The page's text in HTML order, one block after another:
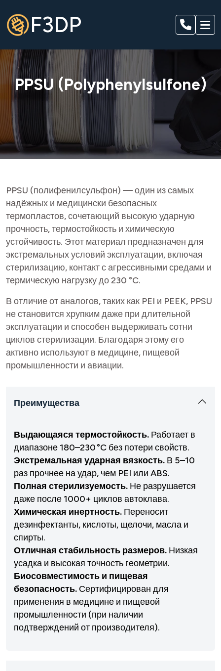
F3DP
PPSU (Polyphenylsulfone)
PPSU (полифенилсульфон) — один из самых
надёжных и медицински безопасных
термопластов, сочетающий высокую ударную
прочность, термостойкость и химическую
устойчивость. Этот материал предназначен для
экстремальных условий эксплуатации, включая
стерилизацию, контакт с агрессивными средами и
термическую нагрузку до 230 °C.
В отличие от аналогов, таких как PEI и PEEK, PPSU
не становится хрупким даже при длительной
эксплуатации и способен выдерживать сотни
циклов стерилизации. Благодаря этому его
активно используют в медицине, пищевой
промышленности и авиации.
Преимущества
Выдающаяся термостойкость. Работает в
диапазоне 180–230 °C без потери свойств.
Экстремальная ударная вязкость. В 5–10
раз прочнее на удар, чем PEI или ABS.
Полная стерилизуемость. Не разрушается
даже после 1000+ циклов автоклава.
Химическая инертность. Переносит
дезинфектанты, кислоты, щелочи, масла и
спирты.
Отличная стабильность размеров. Низкая
усадка и высокая точность геометрии.
Биосовместимость и пищевая
безопасность. Сертифицирован для
применения в медицине и пищевой
промышленности (при наличии
подтверждений от производителя).